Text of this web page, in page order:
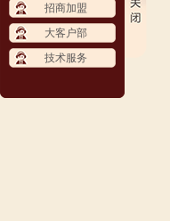
招商加盟
大客户部
技术服务